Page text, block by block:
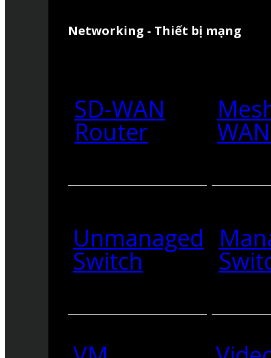
Networking - Thiết bị mạng
SD-WAN
Router
Unmanaged
Switch